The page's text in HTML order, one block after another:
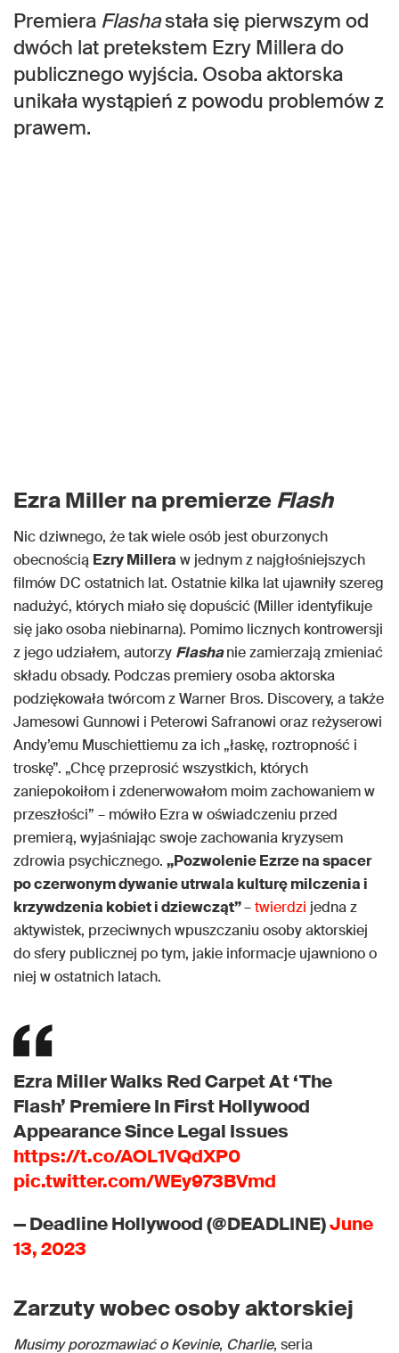
Premiera Flashastała się pierwszym od
dwóch lat pretekstem Ezry Millera do
publicznego wyjścia. Osoba aktorska
unikała wystąpień z powodu problemów z
prawem.
Ezra Miller na premierzeFlash
Nic dziwnego, że tak wiele osób jest oburzonych
obecnością Ezry Millera w jednym z najgłośniejszych
filmów DC ostatnich lat. Ostatnie kilka lat ujawniły szereg
nadużyć, których miało się dopuścić (Miller identyfikuje
się jako osoba niebinarna). Pomimo licznych kontrowersji
z jego udziałem, autorzy Flashanie zamierzają zmieniać
składu obsady. Podczas premiery osoba aktorska
podziękowała twórcom z Warner Bros. Discovery, a także
Jamesowi Gunnowi i Peterowi Safranowi oraz reżyserowi
Andy’emu Muschiettiemu za ich „łaskę, roztropność i
troskę”. „Chcę przeprosić wszystkich, których
zaniepokoiłom i zdenerwowałom moim zachowaniem w
przeszłości” – mówiło Ezra w oświadczeniu przed
premierą, wyjaśniając swoje zachowania kryzysem
zdrowia psychicznego. „Pozwolenie Ezrze na spacer
po czerwonym dywanie utrwala kulturę milczenia i
krzywdzenia kobiet i dziewcząt”–twierdzi jedna z
aktywistek, przeciwnych wpuszczaniu osoby aktorskiej
do sfery publicznej po tym, jakie informacje ujawniono o
niej w ostatnich latach.
Ezra Miller Walks Red Carpet At ‘The
Flash’ Premiere In First Hollywood
Appearance Since Legal Issues
https://t.co/AOL1VQdXP0
pic.twitter.com/WEy973BVmd
— Deadline Hollywood (@DEADLINE)June
13, 2023
Zarzuty wobec osoby aktorskiej
Musimy porozmawiać o Kevinie, Charlie, seria